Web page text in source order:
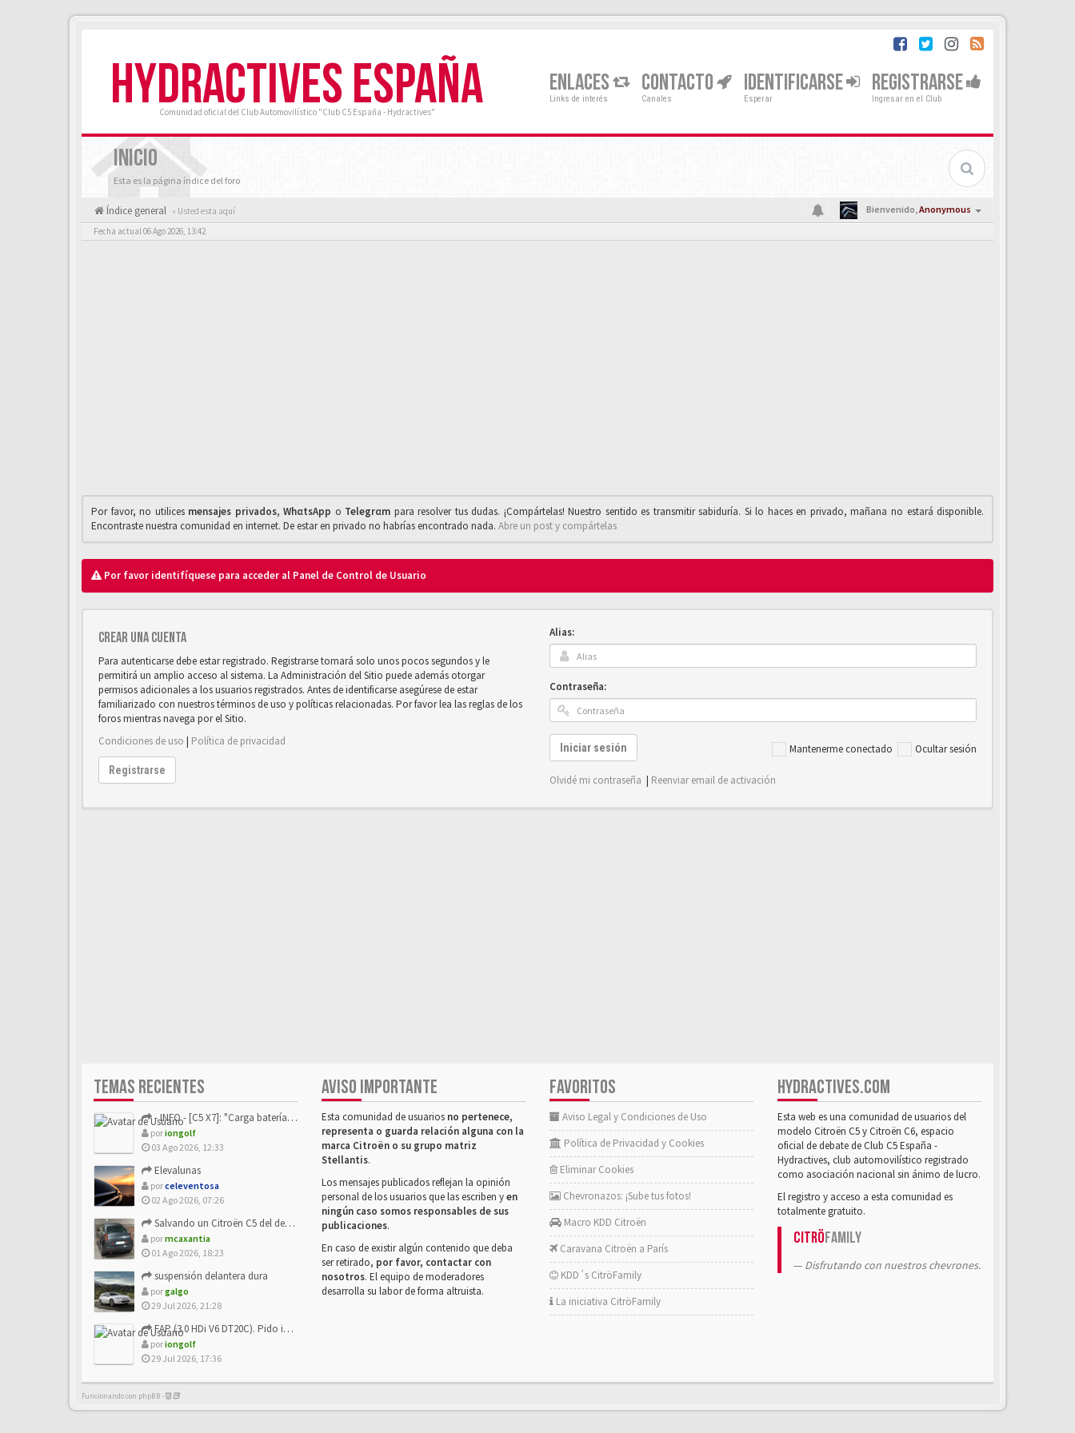
HYDRACTIVES ESPAÑA
Comunidad oficial del Club Automovilístico "Club C5 España - Hydractives"
ENLACES
Links de interés
CONTACTO
Canales
IDENTIFICARSE
Esperar
REGISTRARSE
Ingresar en el Club
INICIO
Esta es la página índice del foro
Índice general « Usted esta aquí Bienvenido,Anonymous
Fecha actual 06 Ago 2026, 13:42
Por favor, no utilices mensajes privados,WhαtsApp o Telegrαm para resolver tus dudas. ¡Compártelas! Nuestro sentido es transmitir sabiduría. Si lo haces en privado, mañana no estará disponible.
Encontraste nuestra comunidad en internet. De estar en privado no habrías encontrado nada. Abre un post y compártelas
Por favor identifíquese para acceder al Panel de Control de Usuario
Crear una cuenta
Para autenticarse debe estar registrado. Registrarse tomará solo unos pocos segundos y le
permitirá un amplio acceso al sistema. La Administración del Sitio puede además otorgar
permisos adicionales a los usuarios registrados. Antes de identificarse asegúrese de estar
familiarizado con nuestros términos de uso y políticas relacionadas. Por favor lea las reglas de los
foros mientras navega por el Sitio.
Condiciones de uso | Política de privacidad
Registrarse
Alias:
Contraseña:
Mantenerme conectado Ocultar sesión
Iniciar sesión
Olvidé mi contraseña | Reenviar email de activación
TEMAS RECIENTES
- INFO - [C5 X7]: "Carga batería o alimentación eléctri...
poriongolf
03 Ago 2026, 12:33
Elevalunas
porceleventosa
02 Ago 2026, 07:26
Salvando un Citroën C5 del desguace: Presentación y seguimiento
pormcaxantia
01 Ago 2026, 18:23
suspensión delantera dura
porgalgo
29 Jul 2026, 21:28
FAP (3.0 HDi V6 DT20C). Pido info sobre su sustitución
poriongolf
29 Jul 2026, 17:36
AVISO IMPORTANTE
Esta comunidad de usuarios no pertenece,
representa o guarda relación alguna con la
marca Citroën o su grupo matriz
Stellantis.
Los mensajes publicados reflejan la opinión
personal de los usuarios que las escriben yen
ningún caso somos responsables de sus
publicaciones.
En caso de existir algún contenido que deba
ser retirado, por favor, contactar con
nosotros. El equipo de moderadores
desarrolla su labor de forma altruista.
FAVORITOS
Aviso Legal y Condiciones de Uso
Política de Privacidad y Cookies
Eliminar Cookies
Chevronazos: ¡Sube tus fotos!
Macro KDD Citroën
Caravana Citroën a París
KDD´s CitröFamily
La iniciativa CitröFamily
HYDRACTIVES.COM
Esta web es una comunidad de usuarios del
modelo Citroën C5 y Citroën C6, espacio
oficial de debate de Club C5 España -
Hydractives, club automovilístico registrado
como asociación nacional sin ánimo de lucro.
El registro y acceso a esta comunidad es
totalmente gratuito.
CitröFamily
Disfrutando con nuestros chevrones.
Funcionando con phpBB -